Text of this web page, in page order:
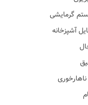
گرمایشی
آشپزخانه